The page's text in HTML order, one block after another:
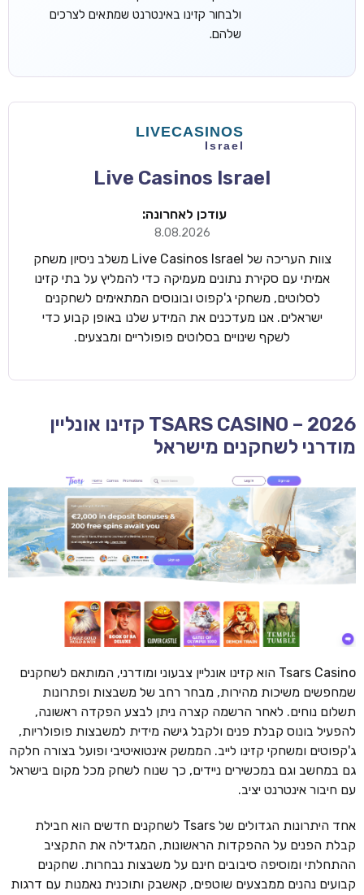
ולבחור קזינו באינטרנט שמתאים לצרכים
שלהם.
Live Casinos Israel
עודכן לאחרונה:
8.08.2026
צוות העריכה של Live Casinos Israel משלב ניסיון משחק
אמיתי עם סקירת נתונים מעמיקה כדי להמליץ על בתי קזינו
לסלוטים, משחקי ג'קפוט ובונוסים המתאימים לשחקנים
ישראלים. אנו מעדכנים את המידע שלנו באופן קבוע כדי
לשקף שינויים בסלוטים פופולריים ומבצעים.
TSARS CASINO – 2026 קזינו אונליין
מודרני לשחקנים מישראל
Tsars Casino הוא קזינו אונליין צבעוני ומודרני, המותאם לשחקנים
שמחפשים משיכות מהירות, מבחר רחב של משבצות ופתרונות
תשלום נוחים. לאחר הרשמה קצרה ניתן לבצע הפקדה ראשונה,
להפעיל בונוס קבלת פנים ולקבל גישה מידית למשבצות פופולריות,
ג'קפוטים ומשחקי קזינו לייב. הממשק אינטואיטיבי ופועל בצורה חלקה
גם במחשב וגם במכשירים ניידים, כך שנוח לשחק מכל מקום בישראל
עם חיבור אינטרנט יציב.
אחד היתרונות הגדולים של Tsars לשחקנים חדשים הוא חבילת
קבלת הפנים על ההפקדות הראשונות, המגדילה את התקציב
ההתחלתי ומוסיפה סיבובים חינם על משבצות נבחרות. שחקנים
קבועים נהנים ממבצעים שוטפים, קאשבק ותוכנית נאמנות עם דרגות